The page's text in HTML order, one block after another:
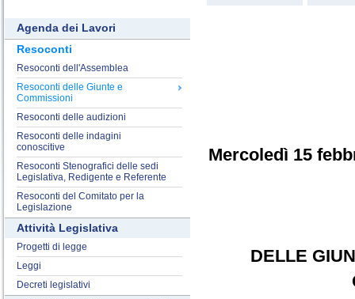
Agenda dei Lavori
Resoconti
Resoconti dell'Assemblea
Resoconti delle Giunte e
Commissioni
Resoconti delle audizioni
Resoconti delle indagini
conoscitive
Resoconti Stenografici delle sedi
Legislativa, Redigente e Referente
Resoconti del Comitato per la
Legislazione
Attività Legislativa
Progetti di legge
Leggi
Decreti legislativi
Mercoledì 15
DELLE